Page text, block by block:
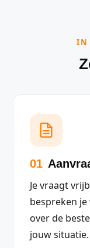
IN
01
Je vraagt
bespreken je
over de
jouw situatie.